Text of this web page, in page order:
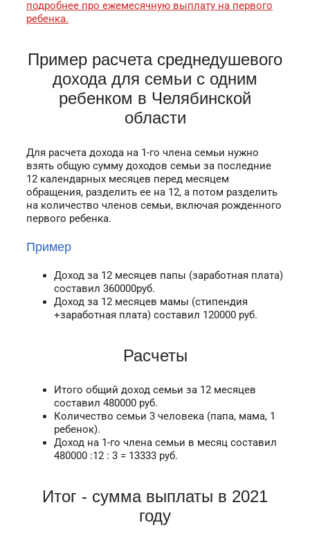
подробнее про ежемесячную выплату на первого
ребенка.
Пример расчета среднедушевого
дохода для семьи с одним
ребенком в Челябинской
области
Для расчета дохода на 1-го члена семьи нужно
взять общую сумму доходов семьи за последние
12 календарных месяцев перед месяцем
обращения, разделить ее на 12, а потом разделить
на количество членов семьи, включая рожденного
первого ребенка.
Пример
Доход за 12 месяцев папы (заработная плата)
составил 360000руб.
Доход за 12 месяцев мамы (стипендия
+заработная плата) составил 120000 руб.
Расчеты
Итого общий доход семьи за 12 месяцев
составил 480000 руб.
Количество семьи 3 человека (папа, мама, 1
ребенок).
Доход на 1-го члена семьи в месяц составил
480000 :12 : 3 = 13333 руб.
Итог - сумма выплаты в 2021
году